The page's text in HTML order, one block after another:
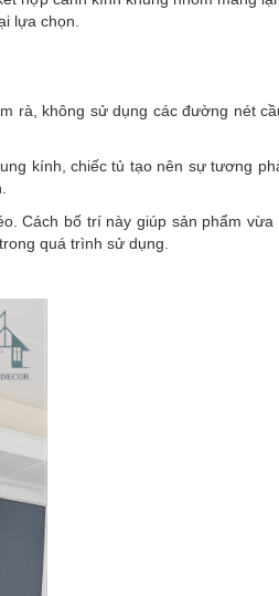
lựa chọn.
rà, không sử dụng các đường nét
kính, chiếc tủ tạo nên sự tương
Cách bố trí này giúp sản phẩm vừa
quá trình sử dụng.